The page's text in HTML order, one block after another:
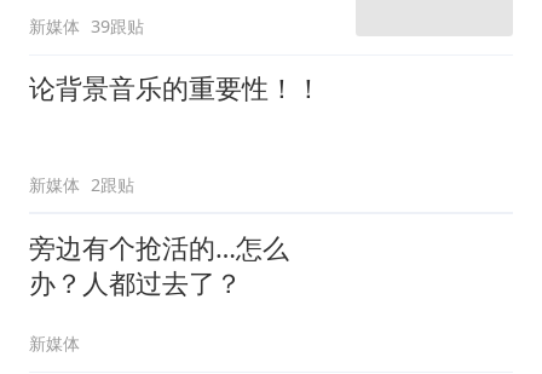
新媒体 39跟贴
论背景音乐的重要性！！
新媒体 2跟贴
旁边有个抢活的…怎么
办？人都过去了？
新媒体